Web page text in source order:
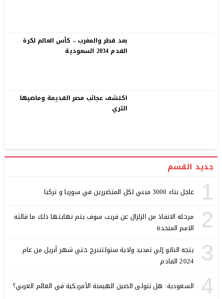
بعد قطر والمغرب – كأس العالم لكرة
القدم 2034 السعودية
اكتشف عجائب مصر القديمة وماضيها
الثري
جديد القسم
1 عاجل بناء 3000 مبني لكل المتضررين في سوريا و تركيا
2
مرحله الانقاذ من الزلزال عن قريب سوف يتم نهايتها ذلك ما قالته
الامم المتحدة
3
يتجه الناتو إلي تمديد ولاية ستولتنبرج حتي شهر أبريل من عام
2024 القادم
4 السعودية: هل تتولى الصين الهيمنة الأمريكية في العالم العربي؟